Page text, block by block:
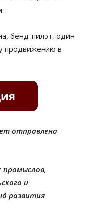
бенд-пилот, один
продвижению в
отправлена
промыслов,
и
развития